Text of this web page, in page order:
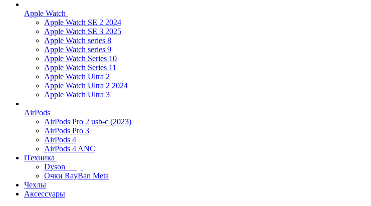
Apple Watch
Apple Watch SE 2 2024
Apple Watch SE 3 2025
Apple Watch series 8
Apple Watch series 9
Apple Watch Series 10
Apple Watch Series 11
Apple Watch Ultra 2
Apple Watch Ultra 2 2024
Apple Watch Ultra 3
AirPods
AirPods Pro 2 usb-c (2023)
AirPods Pro 3
AirPods 4
AirPods 4 ANC
iТехника
Dyson
Очки RayBan Meta
Чехлы
Аксессуары